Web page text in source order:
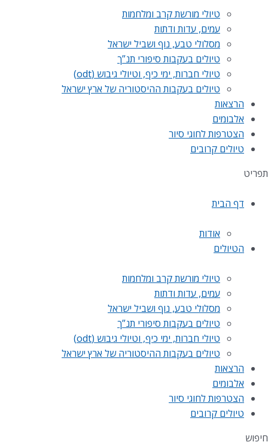
טיולי מורשת קרב ומלחמות
עמים, עדות ודתות
מסלולי טבע, נוף ושביל ישראל
טיולים בעקבות סיפורי תנ”ך
טיולי חברות, ימי כיף, וטיולי גיבוש (odt)
טיולים בעקבות ההיסטוריה של ארץ ישראל
הרצאות
אלבומים
הצטרפות לחוגי סיור
טיולים קרובים
תפריט
דף הבית
אודות
הטיולים
טיולי מורשת קרב ומלחמות
עמים, עדות ודתות
מסלולי טבע, נוף ושביל ישראל
טיולים בעקבות סיפורי תנ”ך
טיולי חברות, ימי כיף, וטיולי גיבוש (odt)
טיולים בעקבות ההיסטוריה של ארץ ישראל
הרצאות
אלבומים
הצטרפות לחוגי סיור
טיולים קרובים
חיפוש